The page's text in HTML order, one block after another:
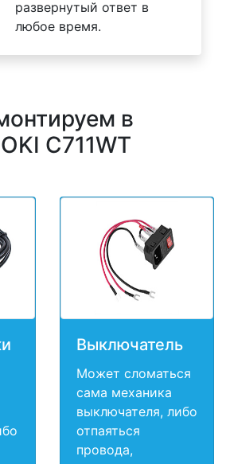
развернутый ответ в
любое время.
в
C711WT
Выключатель
Может сломаться
сама механика
выключателя, либо
отпаяться
провода,